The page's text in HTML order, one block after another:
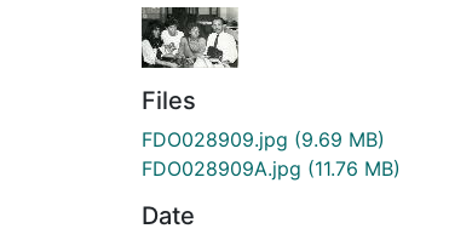
Files
FDO028909.jpg (9.69 MB)
FDO028909A.jpg (11.76 MB)
Date